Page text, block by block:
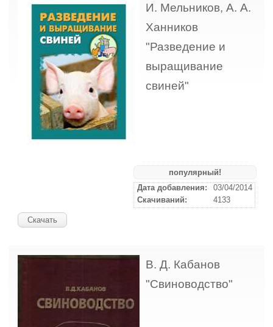
И. Мельников, А. А.
Ханников
"Разведение и
выращивание
свиней"
популярный!
Дата добавления:
03/04/2014
Скачиваний:
4133
Скачать
В. Д. Кабанов
"Свиноводство"